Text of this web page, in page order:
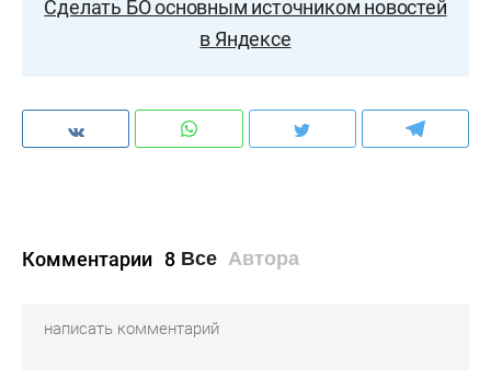
Сделать БО основным источником новостей
в Яндексе
Комментарии 8 Все Автора